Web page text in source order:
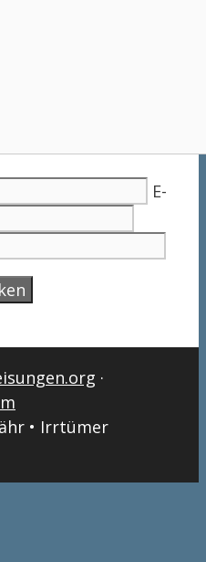
E-
·
• Irrtümer